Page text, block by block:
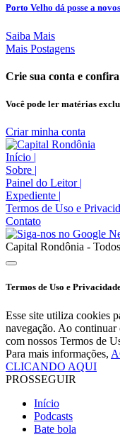
Porto Velho dá posse a
Saiba Mais
Mais Postagens
Crie sua conta e
Você pode ler matérias
Criar minha conta
Início |
Sobre |
Painel do Leitor |
Expediente |
Termos de Uso e
Contato
Capital Rondônia -
Termos de Uso e
Esse site utiliza cookies
navegação. Ao continuar
com nossos Termos de
Para mais informações,
CLICANDO AQUI
PROSSEGUIR
Início
Podcasts
Bate bola